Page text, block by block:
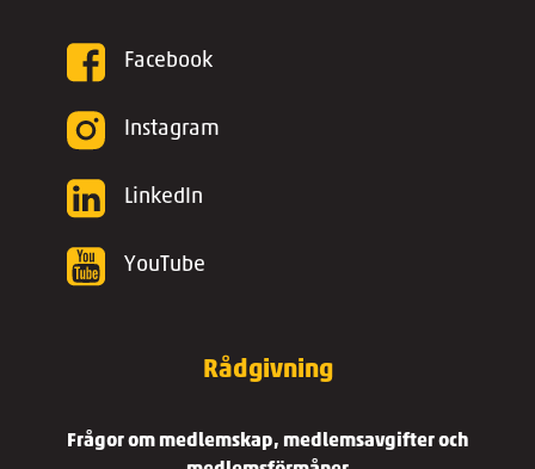
Facebook
Instagram
LinkedIn
YouTube
Rådgivning
Frågor om medlemskap, medlemsavgifter och